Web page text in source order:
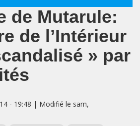
de Mutarule:
de l’Intérieur
» par
- 19:48 | Modifié le sam,